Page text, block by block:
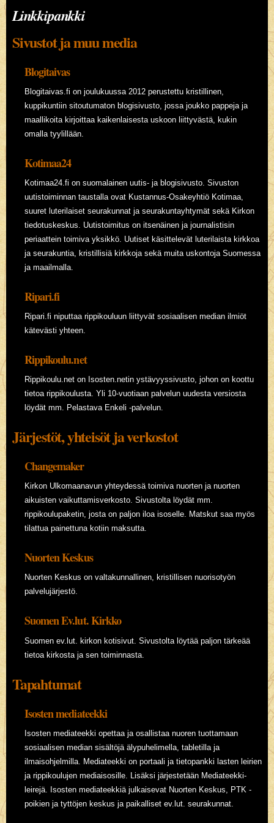
Linkkipankki
Sivustot ja muu media
Blogitaivas
Blogitaivas.fi on joulukuussa 2012 perustettu kristillinen,
kuppikuntiin sitoutumaton blogisivusto, jossa joukko pappeja ja
maallikoita kirjoittaa kaikenlaisesta uskoon liittyvästä, kukin
omalla tyylillään.
Kotimaa24
Kotimaa24.fi on suomalainen uutis- ja blogisivusto. Sivuston
uutistoiminnan taustalla ovat Kustannus-Osakeyhtiö Kotimaa,
suuret luterilaiset seurakunnat ja seurakuntayhtymät sekä Kirkon
tiedotuskeskus. Uutistoimitus on itsenäinen ja journalistisin
periaattein toimiva yksikkö. Uutiset käsittelevät luterilaista kirkkoa
ja seurakuntia, kristillisiä kirkkoja sekä muita uskontoja Suomessa
ja maailmalla.
Ripari.fi
Ripari.fi niputtaa rippikouluun liittyvät sosiaalisen median ilmiöt
kätevästi yhteen.
Rippikoulu.net
Rippikoulu.net on Isosten.netin ystävyyssivusto, johon on koottu
tietoa rippikoulusta. Yli 10-vuotiaan palvelun uudesta versiosta
löydät mm. Pelastava Enkeli -palvelun.
Järjestöt, yhteisöt ja verkostot
Changemaker
Kirkon Ulkomaanavun yhteydessä toimiva nuorten ja nuorten
aikuisten vaikuttamisverkosto. Sivustolta löydät mm.
rippikoulupaketin, josta on paljon iloa isoselle. Matskut saa myös
tilattua painettuna kotiin maksutta.
Nuorten Keskus
Nuorten Keskus on valtakunnallinen, kristillisen nuorisotyön
palvelujärjestö.
Suomen Ev.lut. Kirkko
Suomen ev.lut. kirkon kotisivut. Sivustolta löytää paljon tärkeää
tietoa kirkosta ja sen toiminnasta.
Tapahtumat
Isosten mediateekki
Isosten mediateekki opettaa ja osallistaa nuoren tuottamaan
sosiaalisen median sisältöjä älypuhelimella, tabletilla ja
ilmaisohjelmilla. Mediateekki on portaali ja tietopankki lasten leirien
ja rippikoulujen mediaisosille. Lisäksi järjestetään Mediateekki-
leirejä. Isosten mediateekkiä julkaisevat Nuorten Keskus, PTK -
poikien ja tyttöjen keskus ja paikalliset ev.lut. seurakunnat.